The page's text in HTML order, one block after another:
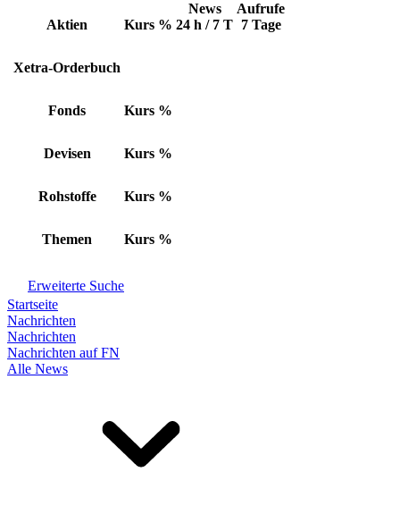
Aktien Kurs %
News
24 h / 7 T
Aufrufe
7 Tage
Xetra-Orderbuch
Fonds Kurs %
Devisen Kurs %
Rohstoffe Kurs %
Themen Kurs %
Erweiterte Suche
Startseite
Nachrichten
Nachrichten
Nachrichten auf FN
Alle News